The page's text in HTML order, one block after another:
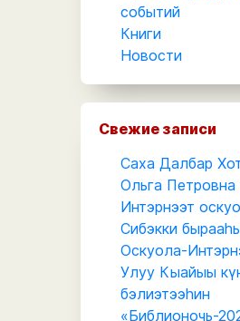
событий
Книги
Новости
Свежие записи
Саха Далбар
Ольга Петровна
Интэрнээт
Сибэкки
Оскуола-
Улуу Кыайыы
бэлиэтээһин
«Библионочь-